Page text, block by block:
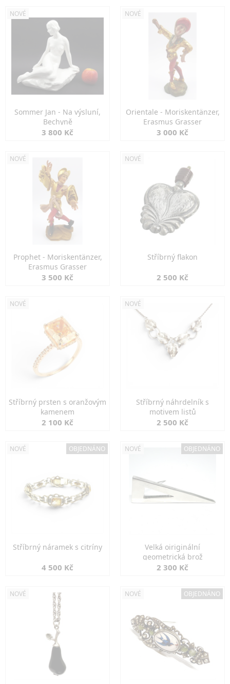
NOVÉ
Sommer Jan - Na výsluní,
Bechyně
3 800 Kč
NOVÉ
Orientale - Moriskentänzer,
Erasmus Grasser
3 000 Kč
NOVÉ
Prophet - Moriskentänzer,
Erasmus Grasser
3 500 Kč
NOVÉ
Stříbrný flakon
2 500 Kč
NOVÉ
Stříbrný prsten s oranžovým
kamenem
2 100 Kč
NOVÉ
Stříbrný náhrdelník s
motivem listů
2 500 Kč
NOVÉ OBJEDNÁNO
Stříbrný náramek s citríny
4 500 Kč
NOVÉ OBJEDNÁNO
Velká oiriginální
geometrická brož
2 300 Kč
NOVÉ NOVÉ OBJEDNÁNO